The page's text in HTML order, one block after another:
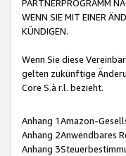
PARTNERPROGRAMM
WENN SIE MIT EINER
KÜNDIGEN.
Wenn Sie diese
gelten zukünftige
Core S.à r.l. bezieht.
Anhang 1Amazon-
Anhang 2Anwendbares
Anhang